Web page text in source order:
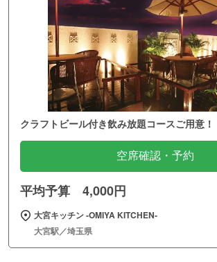
クラフトビール付き飲み放題コースご用意！
空席確認・予約
平均予算 4,000円
大宮キッチン ‐OMIYA KITCHEN‐
大宮駅／埼玉県